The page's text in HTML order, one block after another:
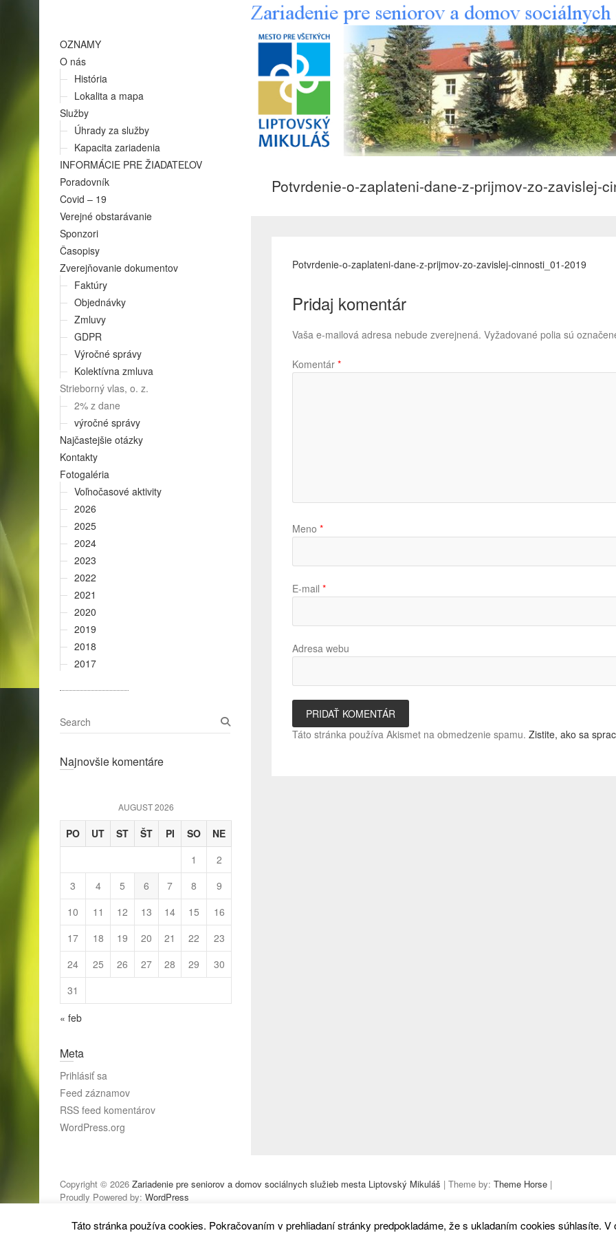
OZNAMY
O nás
História
Lokalita a mapa
Služby
Úhrady za služby
Kapacita zariadenia
INFORMÁCIE PRE ŽIADATEĽOV
Poradovník
Covid – 19
Verejné obstarávanie
Sponzori
Časopisy
Zverejňovanie dokumentov
Faktúry
Objednávky
Zmluvy
GDPR
Výročné správy
Kolektívna zmluva
Strieborný vlas, o. z.
2% z dane
výročné správy
Najčastejšie otázky
Kontakty
Fotogaléria
Voľnočasové aktivity
2026
2025
2024
2023
2022
2021
2020
2019
2018
2017
Potvrdenie-o-zaplateni-dane-z-prijmov-zo-zavislej-
Potvrdenie-o-zaplateni-dane-z-prijmov-zo-zavislej-cinnosti_01-2019
Pridaj komentár
Vaša e-mailová adresa nebude zverejnená. Vyžadované polia sú
Komentár *
Meno *
E-mail *
Adresa webu
Táto stránka používa Akismet na obmedzenie spamu. Zistite, ako sa
S
e
rNajnovšie komentáre
AUGUST 2026
PO UT ST ŠT PI SO
NE
1
2
3
4 5 6 7 8
9
10
11 12 13 14 15
16
17
18 19 20 21 22
23
24
25 26 27 28 29
30
31
« feb
Meta
Prihlásiť sa
Feed záznamov
RSS feed komentárov
WordPress.org
Copyright © 2026 Zariadenie pre seniorov a domov sociálnych služieb mesta Liptovský Mikuláš | Theme by: Theme Horse |
Proudly Powered by: WordPress
Táto stránka používa cookies. Pokračovaním v prehliadaní stránky predpokladáme, že s ukladaním cookies súhlasíte.